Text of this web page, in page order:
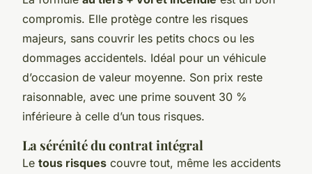
compromis. Elle protège contre les risques
majeurs, sans couvrir les petits chocs ou les
dommages accidentels. Idéal pour un véhicule
d’occasion de valeur moyenne. Son prix reste
raisonnable, avec une prime souvent 30 %
inférieure à celle d’un tous risques.
La sérénité du contrat intégral
Le tous risques couvre tout, même les accidents